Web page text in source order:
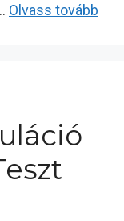
Olvass tovább